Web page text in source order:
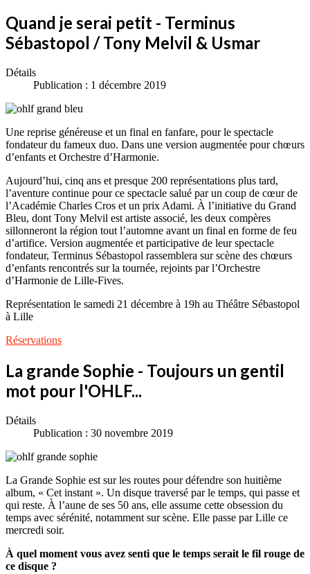
Quand je serai petit - Terminus
Sébastopol / Tony Melvil & Usmar
Détails
Publication : 1 décembre 2019
Une reprise généreuse et un final en fanfare, pour le spectacle
fondateur du fameux duo. Dans une version augmentée pour chœurs
d’enfants et Orchestre d’Harmonie.
Aujourd’hui, cinq ans et presque 200 représentations plus tard,
l’aventure continue pour ce spectacle salué par un coup de cœur de
l’Académie Charles Cros et un prix Adami. À l’initiative du Grand
Bleu, dont Tony Melvil est artiste associé, les deux compères
sillonneront la région tout l’automne avant un final en forme de feu
d’artifice. Version augmentée et participative de leur spectacle
fondateur, Terminus Sébastopol rassemblera sur scène des chœurs
d’enfants rencontrés sur la tournée, rejoints par l’Orchestre
d’Harmonie de Lille-Fives.
Représentation le samedi 21 décembre à 19h au Théâtre Sébastopol
à Lille
Réservations
La grande Sophie - Toujours un gentil
mot pour l'OHLF...
Détails
Publication : 30 novembre 2019
La Grande Sophie est sur les routes pour défendre son huitième
album, « Cet instant ». Un disque traversé par le temps, qui passe et
qui reste. À l’aune de ses 50 ans, elle assume cette obsession du
temps avec sérénité, notamment sur scène. Elle passe par Lille ce
mercredi soir.
À quel moment vous avez senti que le temps serait le fil rouge de
ce disque ?